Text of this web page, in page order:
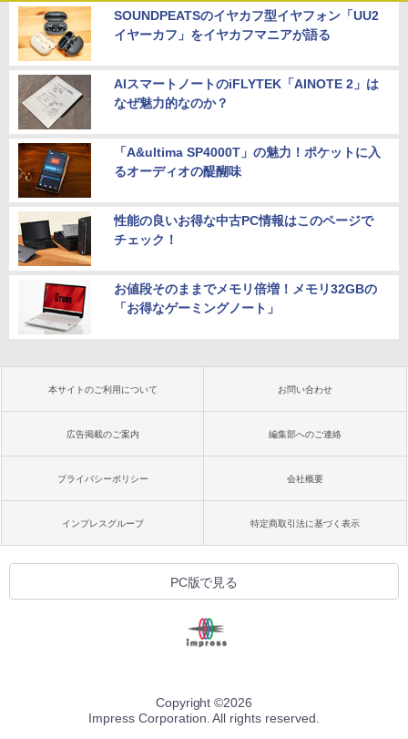
SOUNDPEATSのイヤカフ型イヤフォン「UU2
イヤーカフ」をイヤカフマニアが語る
AIスマートノートのiFLYTEK「AINOTE 2」は
なぜ魅力的なのか？
「A&ultima SP4000T」の魅力！ポケットに入
るオーディオの醍醐味
性能の良いお得な中古PC情報はこのページで
チェック！
お値段そのままでメモリ倍増！メモリ32GBの
「お得なゲーミングノート」
本サイトのご利用について お問い合わせ
広告掲載のご案内 編集部へのご連絡
プライバシーポリシー 会社概要
インプレスグループ 特定商取引法に基づく表示
PC版で見る
Copyright ©2026
Impress Corporation. All rights reserved.